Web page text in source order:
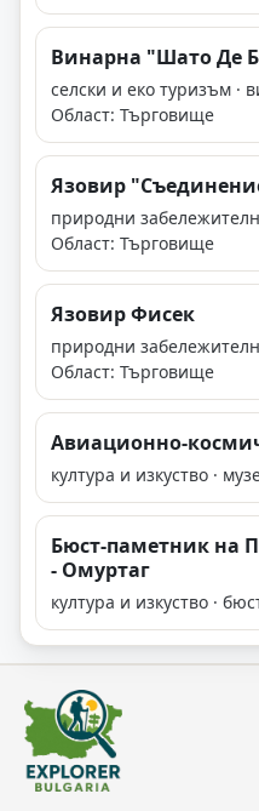
Винарна "Шато Де
селски и еко туризъм ·
Област: Търговище
Язовир
природни
Област: Търговище
Язовир Фисек
природни
Област: Търговище
Авиационно-
култура и изкуство ·
Бюст-паметник на
- Омуртаг
култура и изкуство ·